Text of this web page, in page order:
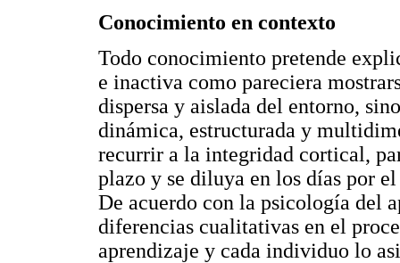
Conocimiento en contexto
Todo conocimiento pretende
e inactiva como pareciera
dispersa y aislada del entorno,
dinámica, estructurada y
recurrir a la integridad cortical,
plazo y se diluya en los días por
De acuerdo con la psicología del
diferencias cualitativas en el
aprendizaje y cada individuo lo